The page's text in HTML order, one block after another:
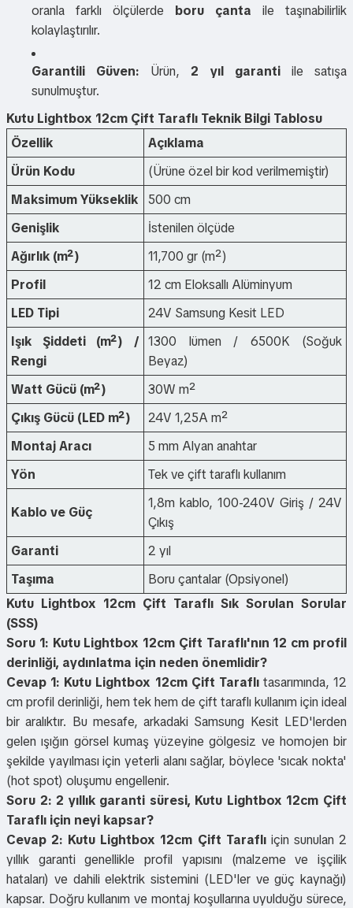
oranla farklı ölçülerde boru çanta ile taşınabilirlik
kolaylaştırılır.
Garantili Güven: Ürün,2 yıl garantiile satışa
sunulmuştur.
Kutu Lightbox 12cm Çift Taraflı Teknik Bilgi Tablosu
Özellik
Açıklama
Ürün Kodu
(Ürüne özel bir kod verilmemiştir)
Maksimum Yükseklik
500 cm
Genişlik
İstenilen ölçüde
Ağırlık (m²)
11,700 gr (m²)
Profil
12 cm Eloksallı Alüminyum
LED Tipi
24V Samsung Kesit LED
Işık Şiddeti (m²) /
Rengi
1300 lümen / 6500K (Soğuk
Beyaz)
Watt Gücü (m²)
30W m²
Çıkış Gücü (LED m²)
24V 1,25A m²
Montaj Aracı
5 mm Alyan anahtar
Yön
Tek ve çift taraflı kullanım
Kablo ve Güç
1,8m kablo, 100-240V Giriş / 24V
Çıkış
Garanti
2 yıl
Taşıma
Boru çantalar (Opsiyonel)
Kutu Lightbox 12cm Çift Taraflı Sık Sorulan Sorular
(SSS)
Soru 1: Kutu Lightbox 12cm Çift Taraflı'nın 12 cm profil
derinliği, aydınlatma için neden önemlidir?
Cevap 1: Kutu Lightbox 12cm Çift Taraflıtasarımında, 12
cm profil derinliği, hem tek hem de çift taraflı kullanım için ideal
bir aralıktır. Bu mesafe, arkadaki Samsung Kesit LED'lerden
gelen ışığın görsel kumaş yüzeyine gölgesiz ve homojen bir
şekilde yayılması için yeterli alanı sağlar, böylece 'sıcak nokta'
(hot spot) oluşumu engellenir.
Soru 2: 2 yıllık garanti süresi, Kutu Lightbox 12cm Çift
Taraflı için neyi kapsar?
Cevap 2: Kutu Lightbox 12cm Çift Taraflıiçin sunulan 2
yıllık garanti genellikle profil yapısını (malzeme ve işçilik
hataları) ve dahili elektrik sistemini (LED'ler ve güç kaynağı)
kapsar. Doğru kullanım ve montaj koşullarına uyulduğu sürece,